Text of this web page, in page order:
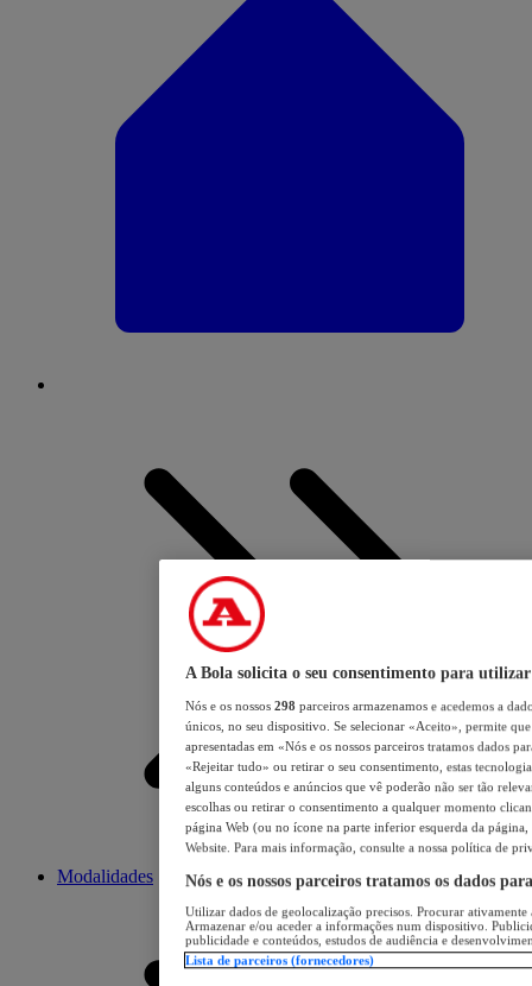
Modalidades
A Bola solicita o seu consentimento para utilizar
Nós e os nossos 298 parceiros armazenamos e acedemos a
únicos, no seu dispositivo. Se selecionar «Aceito», permite
apresentadas em «Nós e os nossos parceiros tratamos dados
«Rejeitar tudo» ou retirar o seu consentimento, estas
alguns conteúdos e anúncios que vê poderão não ser tão
escolhas ou retirar o consentimento a qualquer momento
página Web (ou no ícone na parte inferior esquerda da página,
Website. Para mais informação, consulte a nossa política de
Nós e os nossos parceiros tratamos os dados
Utilizar dados de geolocalização precisos. Procurar
Armazenar e/ou aceder a informações num dispositivo.
publicidade e conteúdos, estudos de audiência e
Lista de parceiros (fornecedores)